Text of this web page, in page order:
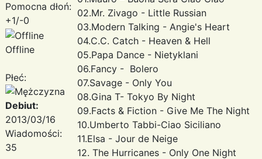
Pomocna dłoń:
+1/-0
Offline
Płeć:
Debiut:
2013/03/16
Wiadomości:
35
02.Mr. Zivago - Little Russian
03.Modern Talking - Angie's Heart
04.C.C. Catch - Heaven & Hell
05.Papa Dance - Nietyklani
06.Fancy - Bolero
07.Savage - Only You
08.Gina T- Tokyo By Night
09.Facts & Fiction - Give Me The Night
10.Umberto Tabbi-Ciao Siciliano
11.Elsa - Jour de Neige
12. The Hurricanes - Only One Night